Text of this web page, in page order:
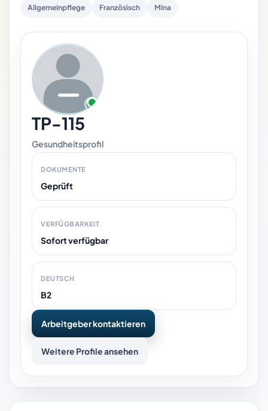
Allgemeinpflege Französisch Mina
TP-115
Gesundheitsprofil
DOKUMENTE
Geprüft
VERFÜGBARKEIT
Sofort verfügbar
DEUTSCH
B2
Arbeitgeber kontaktieren
Weitere Profile ansehen